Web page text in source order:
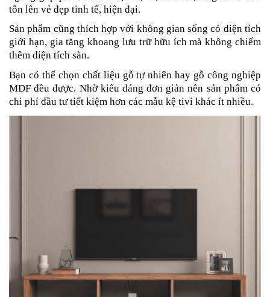
tôn lên vẻ đẹp tinh tế, hiện đại.
Sản phẩm cũng thích hợp với không gian sống có diện tích
giới hạn, gia tăng khoang lưu trữ hữu ích mà không chiếm
thêm diện tích sàn.
Bạn có thể chọn chất liệu gỗ tự nhiên hay gỗ công nghiệp
MDF đều được. Nhờ kiểu dáng đơn giản nên sản phẩm có
chi phí đầu tư tiết kiệm hơn các mẫu kệ tivi khác ít nhiều.